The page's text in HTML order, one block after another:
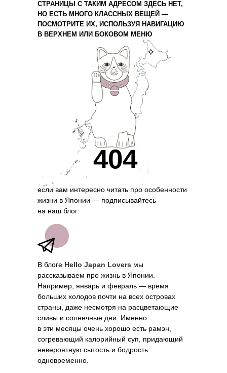
СТРАНИЦЫ С ТАКИМ АДРЕСОМ ЗДЕСЬ НЕТ,
НО ЕСТЬ МНОГО КЛАССНЫХ ВЕЩЕЙ —
ПОСМОТРИТЕ ИХ, ИСПОЛЬЗУЯ НАВИГАЦИЮ
В ВЕРХНЕМ ИЛИ БОКОВОМ МЕНЮ
⟡
В блоге Hello Japan Lovers мы
рассказываем про жизнь в Японии.
Например, январь и февраль — время
больших холодов почти на всех островах
страны, даже несмотря на расцветающие
сливы и солнечные дни. Именно
в эти месяцы очень хорошо есть рамэн,
согревающий калорийный суп, придающий
невероятную сытость и бодрость
одновременно.
если вам интересно читать про особенности
жизни в Японии — подписывайтесь
на наш блог:
404